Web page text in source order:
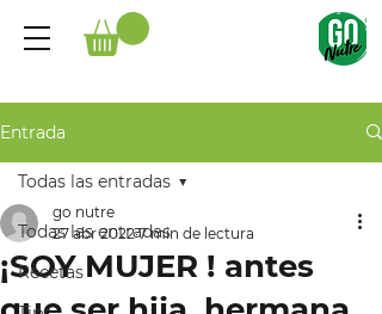
Entrada
Todas las entradas
Recetas
Todas las entradas
¡SOY MUJER ! antes
go nutre
27 abr 2022 7 min de lectura